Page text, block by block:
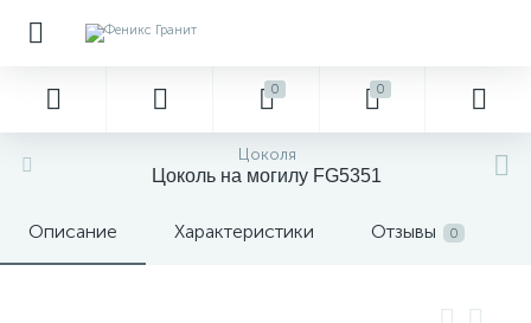
0 0
Цоколя
Цоколь на могилу FG5351
Описание Характеристики Отзывы 0